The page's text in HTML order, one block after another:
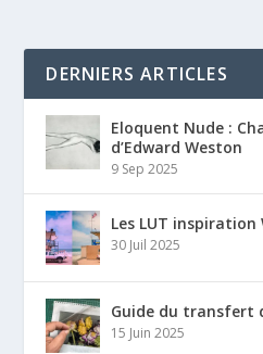
DERNIERS ARTICLES
Eloquent Nude :
d’Edward Weston
9 Sep 2025
Les LUT inspiration
30 Juil 2025
Guide du transfert
15 Juin 2025